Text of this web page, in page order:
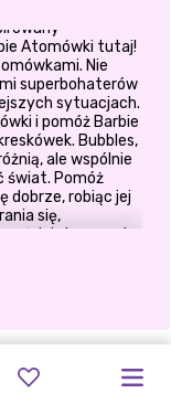
Atomówki tutaj!
Nie
superbohaterów
sytuacjach.
i pomóż Barbie
Bubbles,
ale wspólnie
świat. Pomóż
dobrze, robiąc jej
się,
dotyczącej
kreskówek.
gdzie
czerwienią
wypróbuje
z kreskówek,
DOLL
NAJLEPSZEGO
DZIEWCZYNY